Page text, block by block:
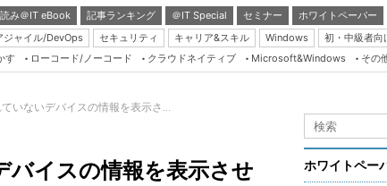
み＠IT eBook 記事ランキング ＠IT Special セミナー
ホワイトペーパー
ジャイル/DevOps セキュリティ キャリア&スキル Windows 初・中級者向
Server & Storage
Java Agile
す ローコード/ノーコード クラウドネイティブ Microsoft&Windows その
いないデバイスの情報を表示さ...
バイスの情報を表示させ
ホワイトペー